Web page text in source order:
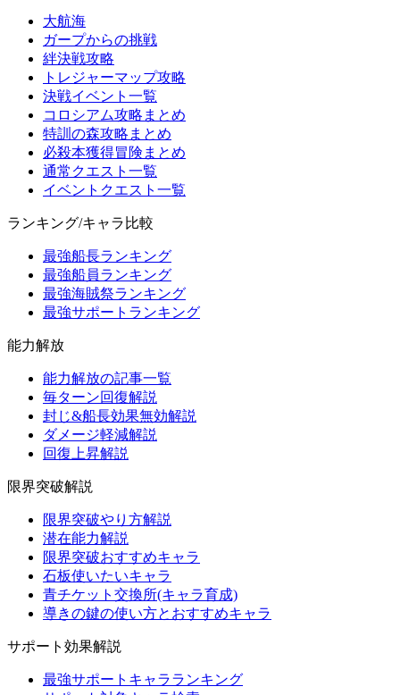
大航海
ガープからの挑戦
絆決戦攻略
トレジャーマップ攻略
決戦イベント一覧
コロシアム攻略まとめ
特訓の森攻略まとめ
必殺本獲得冒険まとめ
通常クエスト一覧
イベントクエスト一覧
ランキング/キャラ比較
最強船長ランキング
最強船員ランキング
最強海賊祭ランキング
最強サポートランキング
能力解放
能力解放の記事一覧
毎ターン回復解説
封じ&船長効果無効解説
ダメージ軽減解説
回復上昇解説
限界突破解説
限界突破やり方解説
潜在能力解説
限界突破おすすめキャラ
石板使いたいキャラ
青チケット交換所(キャラ育成)
導きの鍵の使い方とおすすめキャラ
サポート効果解説
最強サポートキャラランキング